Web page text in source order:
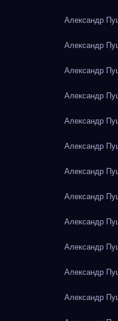
Александр
Александр
Александр
Александр
Александр
Александр
Александр
Александр
Александр
Александр
Александр
Александр